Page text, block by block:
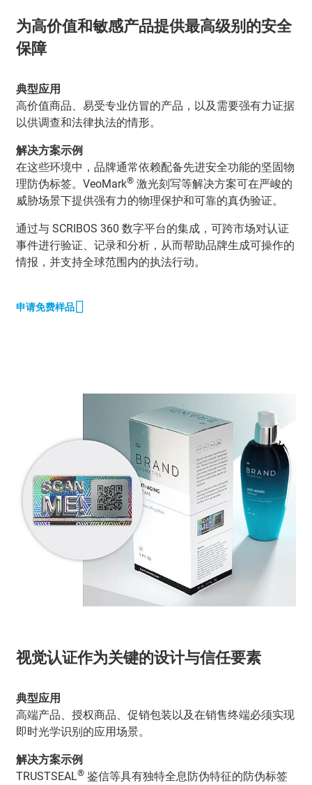
为高价值和敏感产品提供最高级别的安全
保障
典型应用
高价值商品、易受专业仿冒的产品，以及需要强有力证据
以供调查和法律执法的情形。
解决方案示例
在这些环境中，品牌通常依赖配备先进安全功能的坚固物
理防伪标签。VeoMark® 激光刻写等解决方案可在严峻的
威胁场景下提供强有力的物理保护和可靠的真伪验证。
通过与 SCRIBOS 360 数字平台的集成，可跨市场对认证
事件进行验证、记录和分析，从而帮助品牌生成可操作的
情报，并支持全球范围内的执法行动。
申请免费样品
视觉认证作为关键的设计与信任要素
典型应用
高端产品、授权商品、促销包装以及在销售终端必须实现
即时光学识别的应用场景。
解决方案示例
TRUSTSEAL® 鉴信等具有独特全息防伪特征的防伪标签